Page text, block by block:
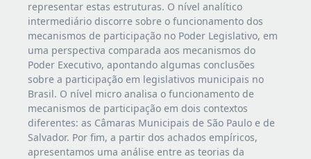
representar estas estruturas. O nível analítico
intermediário discorre sobre o funcionamento dos
mecanismos de participação no Poder Legislativo, em
uma perspectiva comparada aos mecanismos do
Poder Executivo, apontando algumas conclusões
sobre a participação em legislativos municipais no
Brasil. O nível micro analisa o funcionamento de
mecanismos de participação em dois contextos
diferentes: as Câmaras Municipais de São Paulo e de
Salvador. Por fim, a partir dos achados empíricos,
apresentamos uma análise entre as teorias da